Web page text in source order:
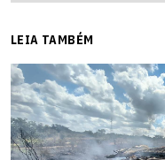
LEIA TAMBÉM